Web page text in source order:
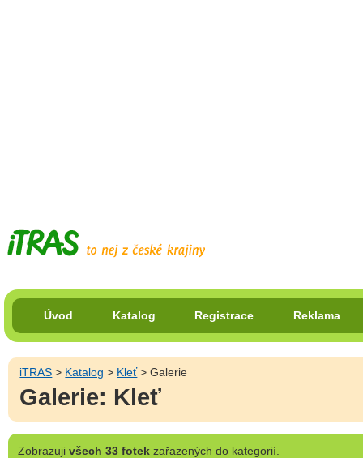
Úvod Katalog Registrace Reklama
iTRAS > Katalog > Kleť> Galerie
Galerie: Kleť
Zobrazuji všech 33 fotekzařazených do kategorií.